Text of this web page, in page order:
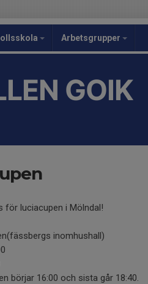
Arbetsgrupper
GOIK
för luciacupen i Mölndal!
inomhushall)
börjar 16:00 och sista går 18:40.